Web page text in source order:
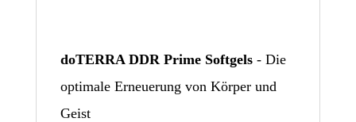
doTERRA DDR Prime Softgels- Die
optimale Erneuerung von Körper und
Geist